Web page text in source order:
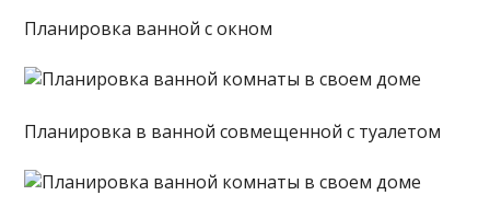
Планировка ванной с окном
Планировка в ванной совмещенной с туалетом